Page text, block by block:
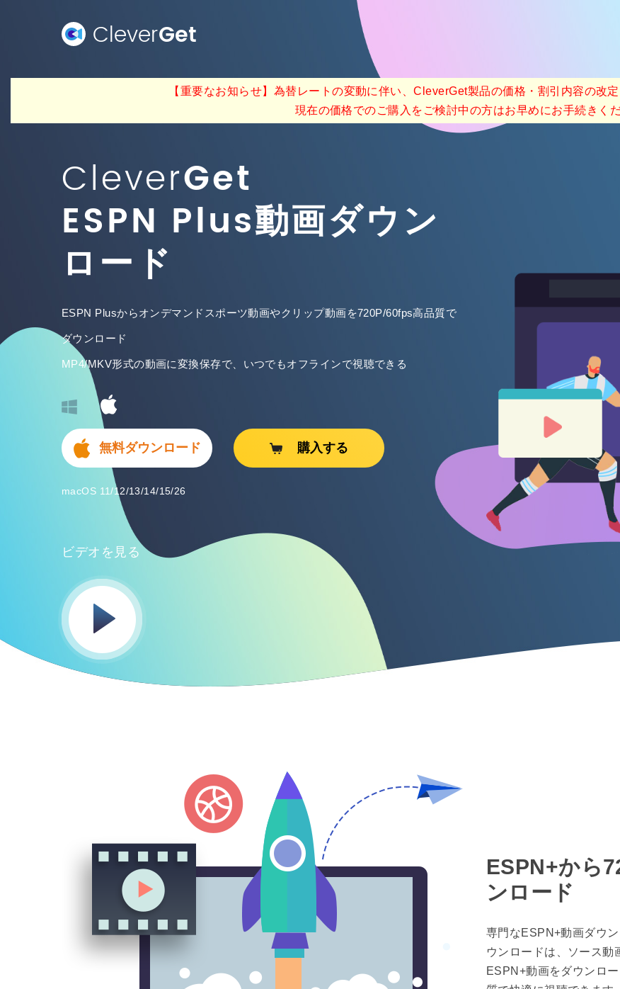
CleverGet
【重要なお知らせ】為替レートの変動に伴い、CleverGet製品の価格・割引内容の改
現在の価格でのご購入をご検討中の方はお早めにお手続きくだ
CleverGet
ESPN Plus動画ダウン
ロード
ESPN Plusからオンデマンドスポーツ動画やクリップ動画を720P/60fps高品質で
ダウンロード
MP4/MKV形式の動画に変換保存で、いつでもオフラインで視聴できる
無料ダウンロード 購入する
macOS 11/12/13/14/15/26
ビデオを見る
ESPN+から
ンロード
専門なESPN+動画ダウ
ウンロードは、ソース
ESPN+動画をダウンロ